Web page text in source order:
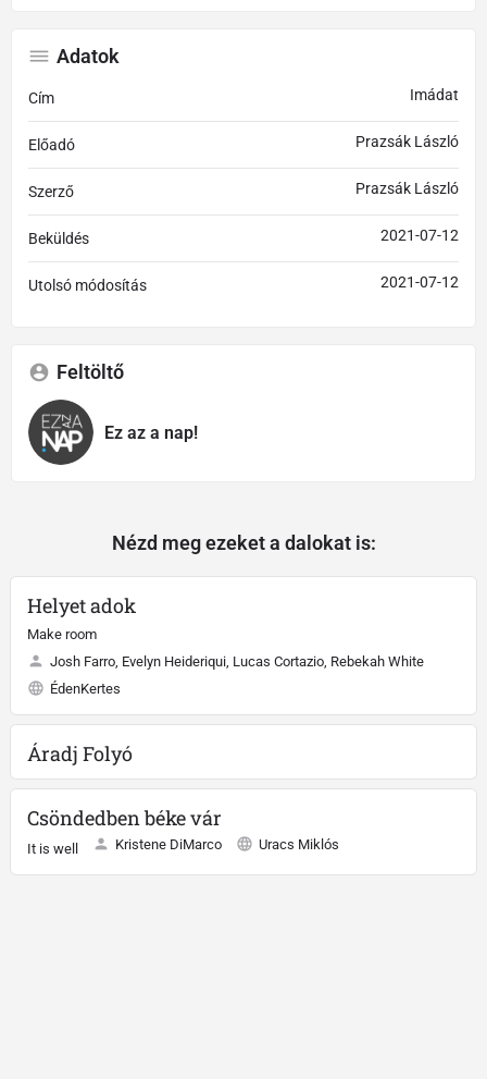
Adatok
Cím Imádat
Előadó Prazsák László
Szerző Prazsák László
Beküldés 2021-07-12
Utolsó módosítás 2021-07-12
Feltöltő
Ez az a nap!
Nézd meg ezeket a dalokat is:
Helyet adok
Make room
Josh Farro, Evelyn Heideriqui, Lucas Cortazio, Rebekah White
ÉdenKertes
Áradj Folyó
Csöndedben béke vár
It is well Kristene DiMarco Uracs Miklós